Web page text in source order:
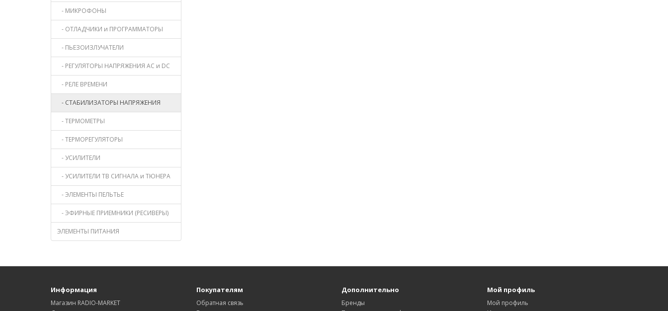
- МИКРОФОНЫ
- ОТЛАДЧИКИ и ПРОГРАММАТОРЫ
- ПЬЕЗОИЗЛУЧАТЕЛИ
- РЕГУЛЯТОРЫ НАПРЯЖЕНИЯ AC и DC
- РЕЛЕ ВРЕМЕНИ
- СТАБИЛИЗАТОРЫ НАПРЯЖЕНИЯ
- ТЕРМОМЕТРЫ
- ТЕРМОРЕГУЛЯТОРЫ
- УСИЛИТЕЛИ
- УСИЛИТЕЛИ ТВ СИГНАЛА и ТЮНЕРА
- ЭЛЕМЕНТЫ ПЕЛЬТЬЕ
- ЭФИРНЫЕ ПРИЕМНИКИ (РЕСИВЕРЫ)
ЭЛЕМЕНТЫ ПИТАНИЯ
Информация
Магазин RADIO-MARKET
Покупателям
Обратная связь
Дополнительно
Бренды
Мой профиль
Мой профиль